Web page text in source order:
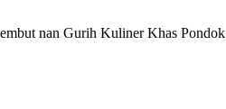
nan Gurih Kuliner Khas Pondok